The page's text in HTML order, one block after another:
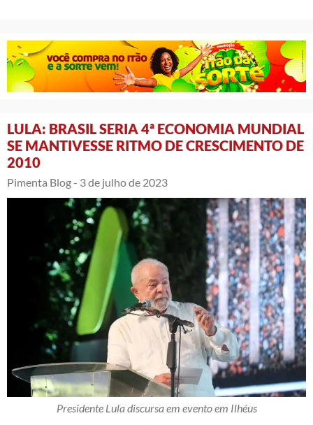
LULA: BRASIL SERIA 4ª ECONOMIA MUNDIAL
SE MANTIVESSE RITMO DE CRESCIMENTO DE
2010
Pimenta Blog - 3 de julho de 2023
Presidente Lula discursa em evento em Ilhéus